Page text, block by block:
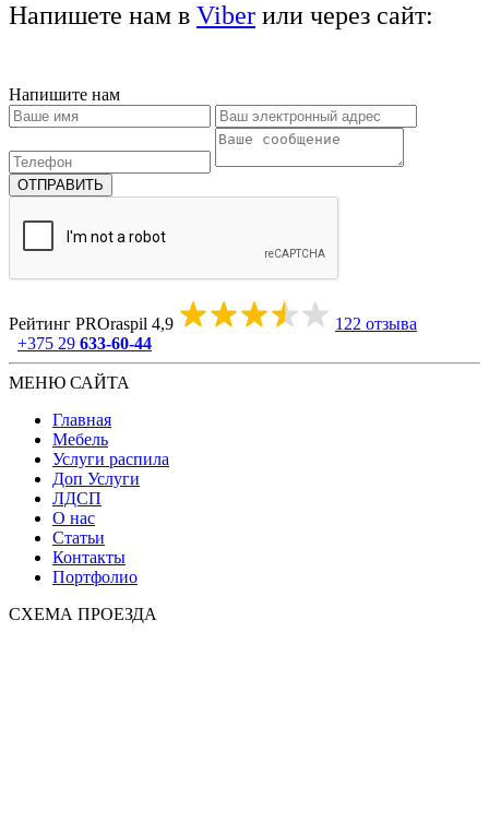
Напишете нам в Viber или через сайт:
Напишите нам
Рейтинг PROraspil 4,9
122 отзыва
+375 29 633-60-44
МЕНЮ САЙТА
Главная
Мебель
Услуги распила
Доп Услуги
ЛДСП
О нас
Статьи
Контакты
Портфолио
СХЕМА ПРОЕЗДА